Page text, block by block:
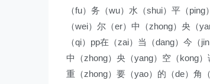
（fu）务（wu）水（shui）平（
（wei）尔（er）中（zhong）央（
（qi）pp在（zai）当（dang）今（
中（zhong）央（yang）空（kong
重（zhong）要（yao）的（de）角